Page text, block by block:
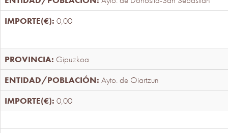
0,00
Gipuzkoa
Ayto. de Oiartzun
0,00